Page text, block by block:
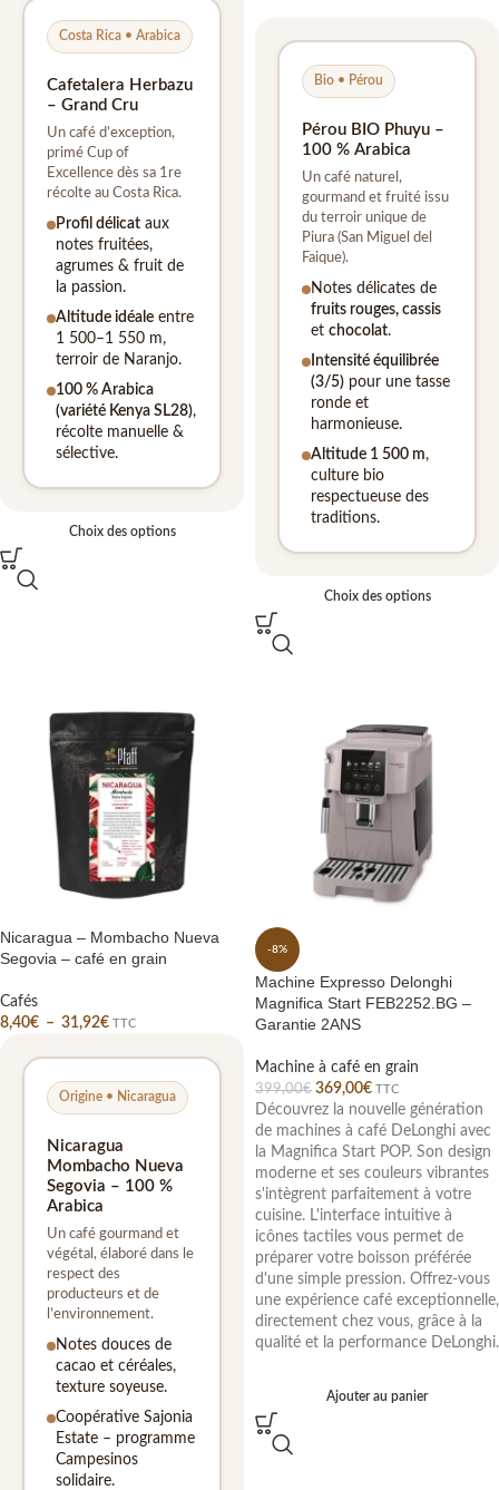
Costa Rica • Arabica
Cafetalera Herbazu
– Grand Cru
Un café d’exception,
primé Cup of
Excellence dès sa 1re
récolte au Costa Rica.
Profil délicat aux
notes fruitées,
agrumes & fruit de
la passion.
Altitude idéale entre
1 500–1 550 m,
terroir de Naranjo.
100 % Arabica
(variété Kenya SL28),
récolte manuelle &
sélective.
Choix des options
Bio • Pérou
Pérou BIO Phuyu –
100 % Arabica
Un café naturel,
gourmand et fruité issu
du terroir unique de
Piura (San Miguel del
Faique).
Notes délicates de
fruits rouges, cassis
et chocolat.
Intensité équilibrée
(3/5) pour une tasse
ronde et
harmonieuse.
Altitude 1 500 m,
culture bio
respectueuse des
traditions.
Choix des options
Nicaragua – Mombacho Nueva
Segovia – café en grain
Cafés
8,40€ – 31,92€ TTC
Origine • Nicaragua
Nicaragua
Mombacho Nueva
Segovia – 100 %
Arabica
Un café gourmand et
végétal, élaboré dans le
respect des
producteurs et de
l’environnement.
Notes douces de
cacao et céréales,
texture soyeuse.
Coopérative Sajonia
Estate – programme
Campesinos
solidaire.
-8%
Machine Expresso Delonghi
Magnifica Start FEB2252.BG –
Garantie 2ANS
Machine à café en grain
399,00€ 369,00€ TTC
Découvrez la nouvelle génération
de machines à café DeLonghi avec
la Magnifica Start POP. Son design
moderne et ses couleurs vibrantes
s'intègrent parfaitement à votre
cuisine. L'interface intuitive à
icônes tactiles vous permet de
préparer votre boisson préférée
d'une simple pression. Offrez-vous
une expérience café exceptionnelle,
directement chez vous, grâce à la
qualité et la performance DeLonghi.
Ajouter au panier